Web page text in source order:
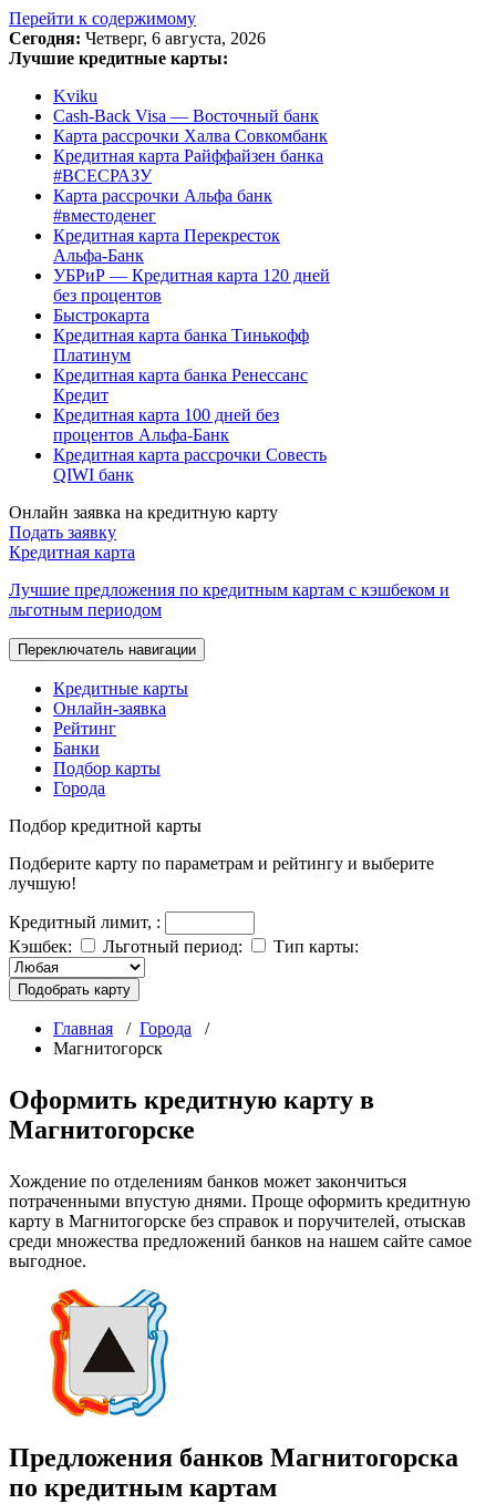
Перейти к содержимому
Сегодня: Четверг, 6 августа, 2026
Лучшие кредитные карты:
Kviku
Cash-Back Visa — Восточный банк
Карта рассрочки Халва Совкомбанк
Кредитная карта Райффайзен банка
#ВСЕСРАЗУ
Карта рассрочки Альфа банк
#вместоденег
Кредитная карта Перекресток
Альфа-Банк
УБРиР — Кредитная карта 120 дней
без процентов
Быстрокарта
Кредитная карта банка Тинькофф
Платинум
Кредитная карта банка Ренессанс
Кредит
Кредитная карта 100 дней без
процентов Альфа-Банк
Кредитная карта рассрочки Совесть
QIWI банк
Онлайн заявка на кредитную карту
Подать заявку
Кредитная карта
Лучшие предложения по кредитным картам с кэшбеком и
льготным периодом
Переключатель навигации
Кредитные карты
Онлайн-заявка
Рейтинг
Банки
Подбор карты
Города
Подбор кредитной карты
Подберите карту по параметрам и рейтингу и выберите
лучшую!
Кредитный лимит, :
Кэшбек:
Льготный период: Тип карты:
Подобрать карту
Главная / Города /
Магнитогорск
Оформить кредитную карту в
Магнитогорске
Хождение по отделениям банков может закончиться
потраченными впустую днями. Проще оформить кредитную
карту в Магнитогорске без справок и поручителей, отыскав
среди множества предложений банков на нашем сайте самое
выгодное.
Предложения банков Магнитогорска
по кредитным картам